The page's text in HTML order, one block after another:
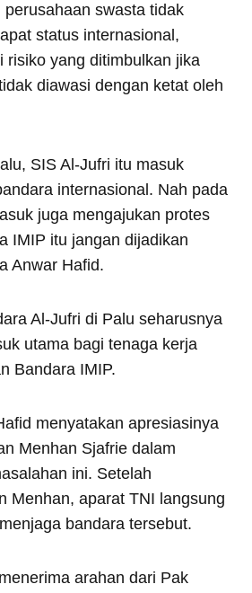
swasta tidak
status internasional,
risiko yang ditimbulkan jika
diawasi dengan ketat oleh
SIS Al-Jufri itu masuk
internasional. Nah pada
juga mengajukan protes
IMIP itu jangan dijadikan
Anwar Hafid.
Al-Jufri di Palu seharusnya
utama bagi tenaga kerja
Bandara IMIP.
menyatakan apresiasinya
Menhan Sjafrie dalam
ini. Setelah
Menhan, aparat TNI langsung
bandara tersebut.
arahan dari Pak